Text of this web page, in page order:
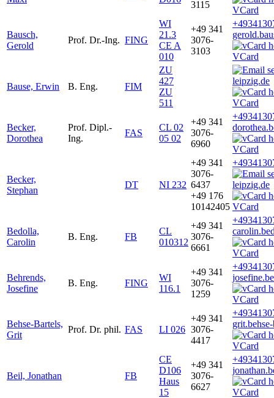
3115
VCard
Bausch,
Gerold
Prof. Dr.-Ing. FING
WI
21.3
CE A
010
+49 341
3076-
3103
VCard
Bause, Erwin B. Eng. FIM
ZU
427
ZU
511
leipzig.de
VCard
Becker,
Dorothea
Prof. Dipl.-
Ing.
FAS
CL 02
05 02
+49 341
3076-
6960
VCard
Becker,
Stephan
DT NI 232
+49 341
3076-
6437
+49 176
10142405
leipzig.de
VCard
Bedolla,
Carolin
B. Eng. FB
CL
010312
+49 341
3076-
6661
VCard
Behrends,
Josefine
B. Eng. FING
WI
116.1
+49 341
3076-
1259
VCard
Behse-Bartels,
Grit
Prof. Dr. phil. FAS LI 026
+49 341
3076-
4417
VCard
Beil, Jonathan FB
CE
D106
Haus
15
+49 341
3076-
6627
VCard